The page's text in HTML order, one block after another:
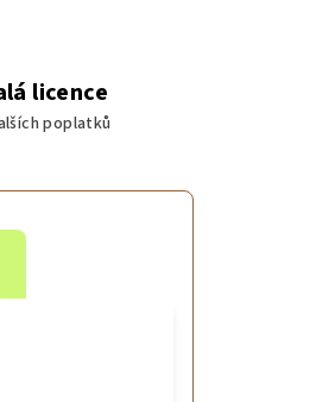
licence
poplatků